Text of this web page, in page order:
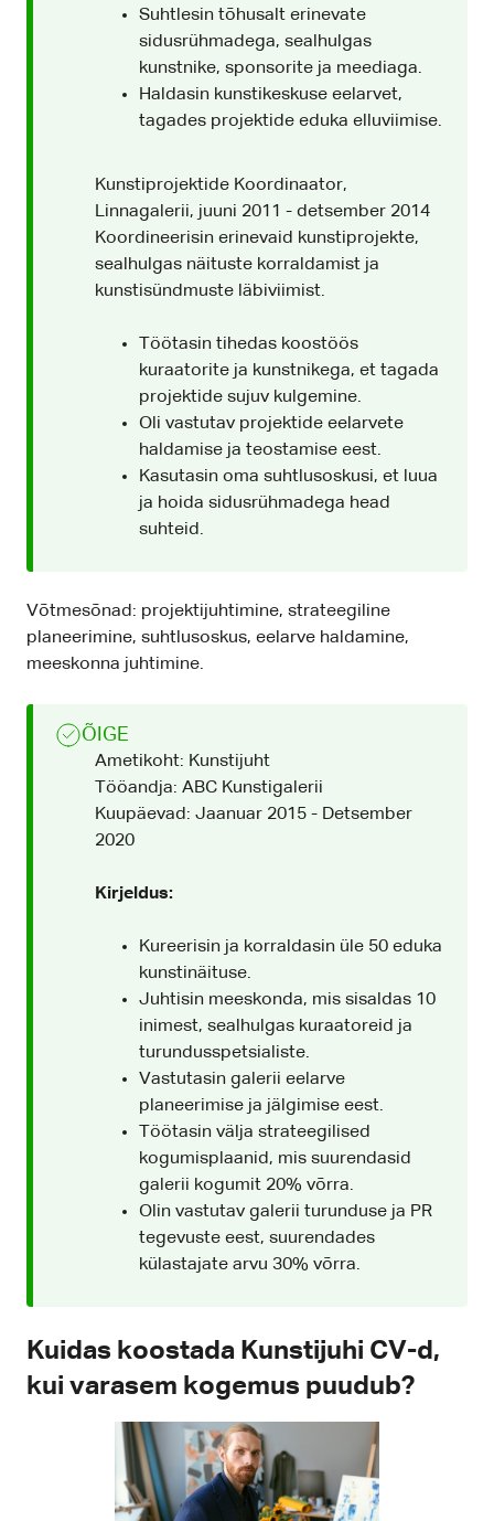
Suhtlesin tõhusalt erinevate
sidusrühmadega, sealhulgas
kunstnike, sponsorite ja meediaga.
Haldasin kunstikeskuse eelarvet,
tagades projektide eduka elluviimise.
Kunstiprojektide Koordinaator,
Linnagalerii, juuni 2011 - detsember 2014
Koordineerisin erinevaid kunstiprojekte,
sealhulgas näituste korraldamist ja
kunstisündmuste läbiviimist.
Töötasin tihedas koostöös
kuraatorite ja kunstnikega, et tagada
projektide sujuv kulgemine.
Oli vastutav projektide eelarvete
haldamise ja teostamise eest.
Kasutasin oma suhtlusoskusi, et luua
ja hoida sidusrühmadega head
suhteid.
Võtmesõnad: projektijuhtimine, strateegiline
planeerimine, suhtlusoskus, eelarve haldamine,
meeskonna juhtimine.
ÕIGE
Ametikoht: Kunstijuht
Tööandja: ABC Kunstigalerii
Kuupäevad: Jaanuar 2015 - Detsember
2020
Kirjeldus:
Kureerisin ja korraldasin üle 50 eduka
kunstinäituse.
Juhtisin meeskonda, mis sisaldas 10
inimest, sealhulgas kuraatoreid ja
turundusspetsialiste.
Vastutasin galerii eelarve
planeerimise ja jälgimise eest.
Töötasin välja strateegilised
kogumisplaanid, mis suurendasid
galerii kogumit 20% võrra.
Olin vastutav galerii turunduse ja PR
tegevuste eest, suurendades
külastajate arvu 30% võrra.
Kuidas koostada Kunstijuhi CV-d,
kui varasem kogemus puudub?